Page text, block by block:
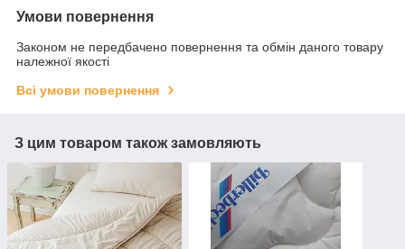
Умови повернення
Законом не передбачено повернення та обмін даного товару
належної якості
Всі умови повернення
З цим товаром також замовляють